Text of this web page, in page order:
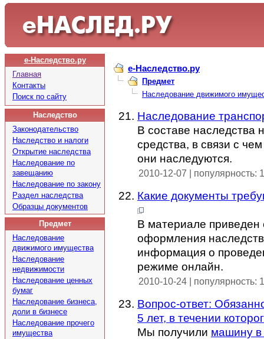
е-Наследство.ру
Главная
Контакты
Поиск по сайту
Наследство
Законодательство
Наследство и налоги
Открытие наследства
Наследование по
завещанию
Наследование по закону
Раздел наследства
Образцы документов
Предмет
Наследование
движимого имущества
Наследование
недвижимости
Наследование ценных
бумаг
Наследование бизнеса,
доли в бизнесе
Наследование прочего
имущества
e-Наследство.ру
Предмет
Наследование движимого
Наследование
В составе наследства
средства, в связи с
они наследуются.
2010-12-07 | популярность:
Какие документы
В материале приведен
оформления
информация о
режиме онлайн.
2010-10-24 | популярность:
Вопрос-ответ:
5 лет, в течении
Мы получили машину в